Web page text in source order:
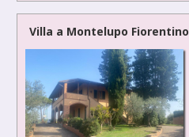
Villa a Montelupo Fiorentino